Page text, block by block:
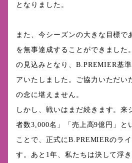
となりました。
また、今シーズンの大きな目標で
を無事達成することができました
の見込みとなり、B.PREMIER基
アいたしました。ご協力いただい
の念に堪えません。
しかし、戦いはまだ続きます。来
者数3,000名」「売上高9億円」と
ことで、正式にB.PREMIERのラ
す。あと1年、私たちは決して浮